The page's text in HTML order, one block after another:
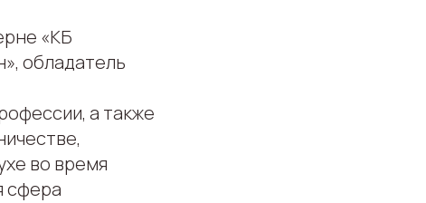
«КБ
обладатель
а также
во время
сфера